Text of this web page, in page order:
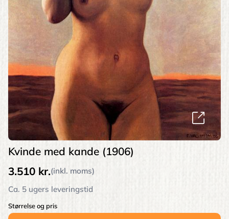
Kvinde med kande (1906)
3.510 kr.(inkl. moms)
Ca. 5 ugers leveringstid
Størrelse og pris